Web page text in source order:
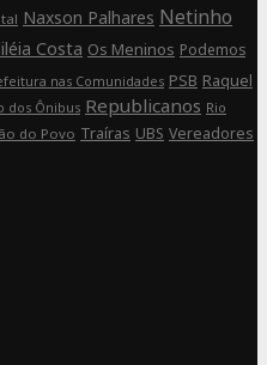
Naxson Palhares Netinho
Costa Os Meninos Podemos
nas Comunidades PSB Raquel
dos Ônibus Republicanos Rio
do Povo Traíras UBS Vereadores